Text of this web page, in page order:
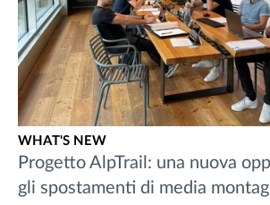
WHAT'S NEW
Progetto AlpTrail: una nuova
gli spostamenti di media